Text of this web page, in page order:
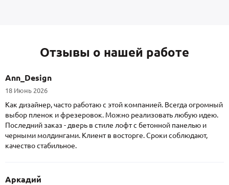
Отзывы о нашей работе
Ann_Design
18 Июнь 2026
Как дизайнер, часто работаю с этой компанией. Всегда огромный
выбор пленок и фрезеровок. Можно реализовать любую идею.
Последний заказ - дверь в стиле лофт с бетонной панелью и
черными молдингами. Клиент в восторге. Сроки соблюдают,
качество стабильное.
Аркадий